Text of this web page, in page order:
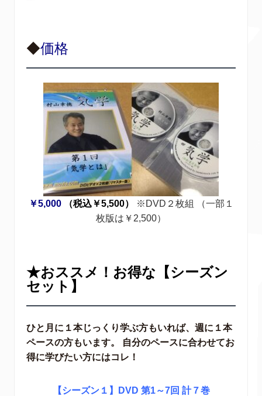
◆価格
￥5,000 （税込￥5,500）
※DVD２枚組 （一部１
枚版は￥2,500）
★おススメ ！お得な【シーズン
セット】
ひと月に１本じっくり学ぶ方もいれば、週に１本
ペースの方もいます。
自分のペースに合わせてお
得に学びたい方にはコレ！
【シーズン１】DVD 第1～7回 計７巻